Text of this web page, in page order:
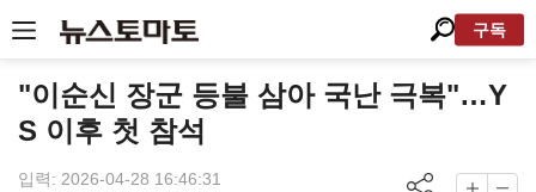
구독
"이순신 장군 등불 삼아 국난 극복"…Y
S 이후 첫 참석
입력: 2026-04-28 16:46:31